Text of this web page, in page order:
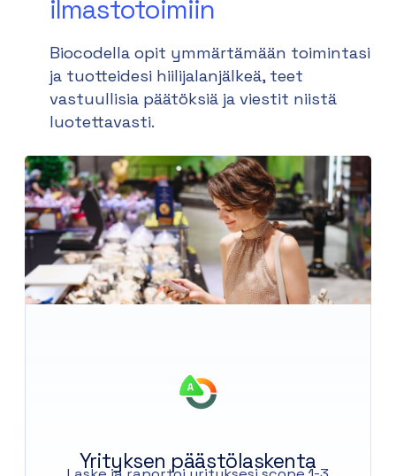
ilmastotoimiin
Biocodella opit ymmärtämään toimintasi
ja tuotteidesi hiilijalanjälkeä, teet
vastuullisia päätöksiä ja viestit niistä
luotettavasti.
Yrityksen päästölaskenta